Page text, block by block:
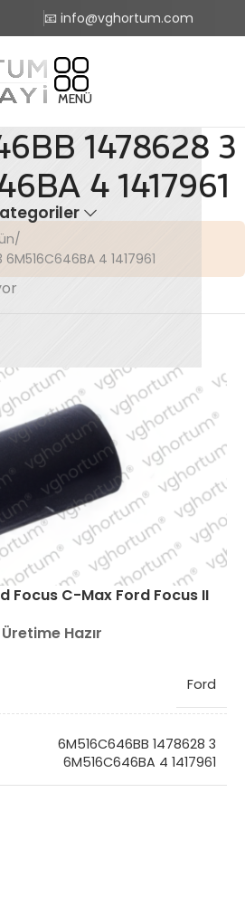
📧 info@vghortum.com
MENÜ
1478628 3
4 1417961
4 1417961
Focus C-Max Ford Focus II
Üretime Hazır
Ford
6M516C646BB 1478628 3
6M516C646BA 4 1417961